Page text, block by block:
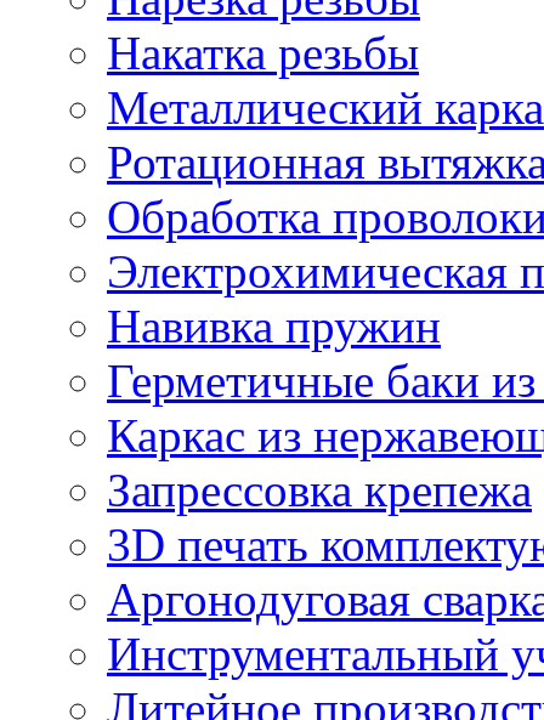
Накатка резьбы
Металлический
Ротационная
Обработка
Электрохимическая
Навивка пружин
Герметичные баки
Каркас из
Запрессовка крепежа
3D печать
Аргонодуговая
Инструментальный
Литейное